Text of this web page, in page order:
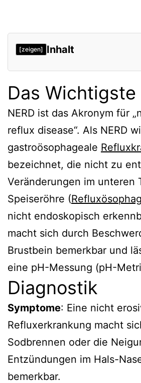
[zeigen] Inhalt
Das Wichtigste
NERD ist das Akronym für
reflux disease“. Als NERD
gastroösophageale
bezeichnet, die nicht zu
Veränderungen im unteren
Speiseröhre (
nicht endoskopisch
macht sich durch
Brustbein bemerkbar und
eine pH-Messung (pH-
Diagnostik
Symptome: Eine nicht
Refluxerkrankung macht
Sodbrennen oder die
Entzündungen im Hals-
bemerkbar.